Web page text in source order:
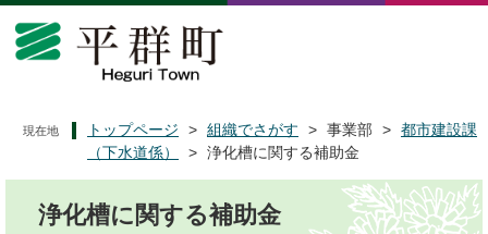
ペ
メ
現在地 トップページ > 組織でさがす > 事業部 > 都市建設課
（下水道係）
> 浄化槽に関する補助金
浄化槽に関する補助金